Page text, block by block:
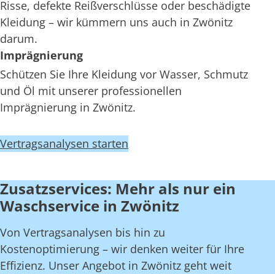
Risse, defekte Reißverschlüsse oder beschädigte
Kleidung – wir kümmern uns auch in Zwönitz
darum.
Imprägnierung
Schützen Sie Ihre Kleidung vor Wasser, Schmutz
und Öl mit unserer professionellen
Imprägnierung in Zwönitz.
Vertragsanalysen starten
Zusatzservices: Mehr als nur ein
Waschservice in Zwönitz
Von Vertragsanalysen bis hin zu
Kostenoptimierung – wir denken weiter für Ihre
Effizienz. Unser Angebot in Zwönitz geht weit